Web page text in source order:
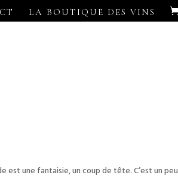
LA BOUTIQUE DES VINS
est une fantaisie, un coup de tête. C’est un peu